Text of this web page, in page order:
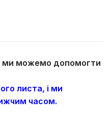
ми можемо допомогти
листа, і ми
часом.